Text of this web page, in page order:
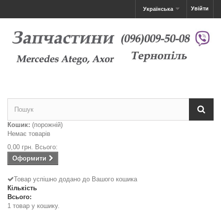
Увійти
Українська
Кошик: (порожній)
Немає товарів
0,00 грн.
Всього:
Оформити
Товар успішно додано до Вашого кошика
Кількість
Всього:
1 товар у кошику.